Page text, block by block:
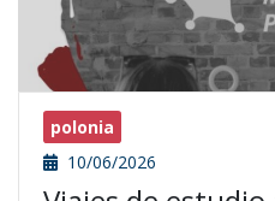
polonia
10/06/2026